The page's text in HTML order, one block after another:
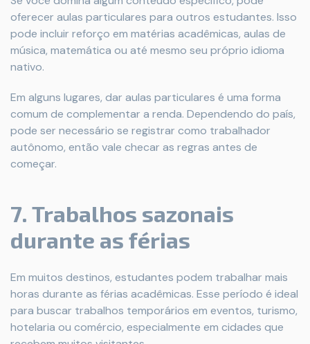
oferecer aulas particulares para outros estudantes. Isso
pode incluir reforço em matérias acadêmicas, aulas de
música, matemática ou até mesmo seu próprio idioma
nativo.
Em alguns lugares, dar aulas particulares é uma forma
comum de complementar a renda. Dependendo do país,
pode ser necessário se registrar como trabalhador
autônomo, então vale checar as regras antes de
começar.
7. Trabalhos sazonais
durante as férias
Em muitos destinos, estudantes podem trabalhar mais
horas durante as férias acadêmicas. Esse período é ideal
para buscar trabalhos temporários em eventos, turismo,
hotelaria ou comércio, especialmente em cidades que